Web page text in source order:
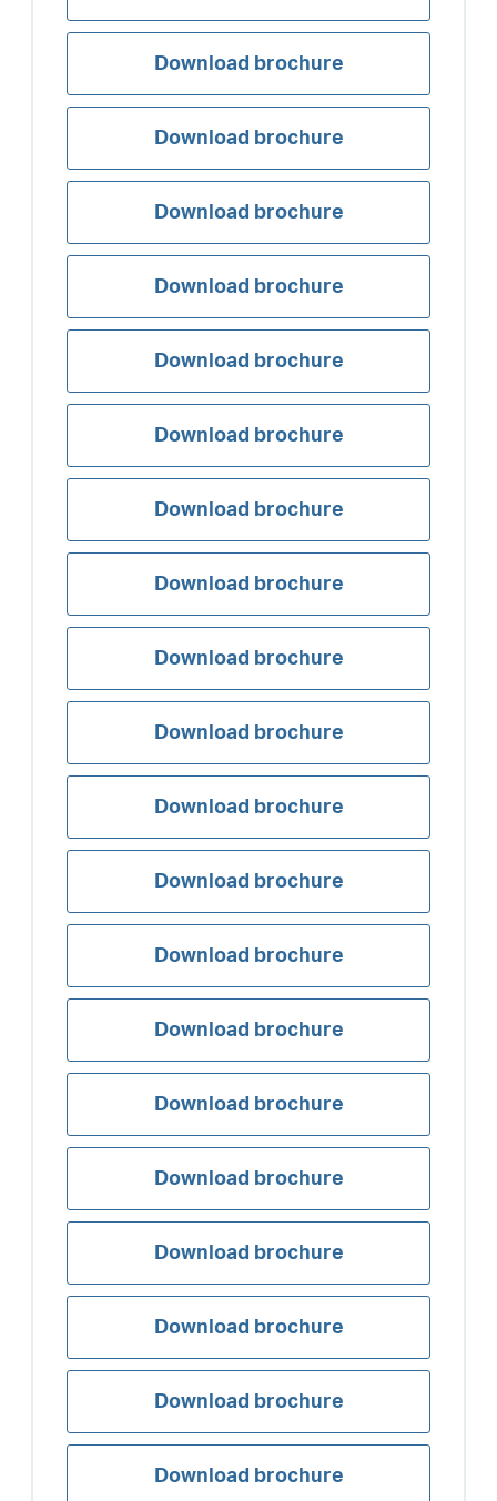
Download brochure
Download brochure
Download brochure
Download brochure
Download brochure
Download brochure
Download brochure
Download brochure
Download brochure
Download brochure
Download brochure
Download brochure
Download brochure
Download brochure
Download brochure
Download brochure
Download brochure
Download brochure
Download brochure
Download brochure